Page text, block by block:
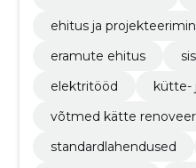
ehitus ja
eramute ehitus
elektritööd
kütte-
võtmed kätte
standardlahendused